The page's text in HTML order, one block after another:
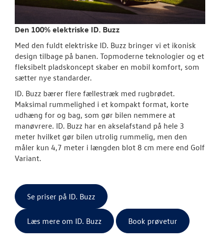
Den 100% elektriske ID. Buzz
Med den fuldt elektriske ID. Buzz bringer vi et ikonisk
design tilbage på banen. Topmoderne teknologier og et
fleksibelt pladskoncept skaber en mobil komfort, som
sætter nye standarder.
ID. Buzz bærer flere fællestræk med rugbrødet.
Maksimal rummelighed i et kompakt format, korte
udhæng for og bag, som gør bilen nemmere at
manøvrere. ID. Buzz har en akselafstand på hele 3
meter hvilket gør bilen utrolig rummelig, men den
måler kun 4,7 meter i længden blot 8 cm mere end Golf
Variant.
Se priser på ID. Buzz
Læs mere om ID. Buzz Book prøvetur